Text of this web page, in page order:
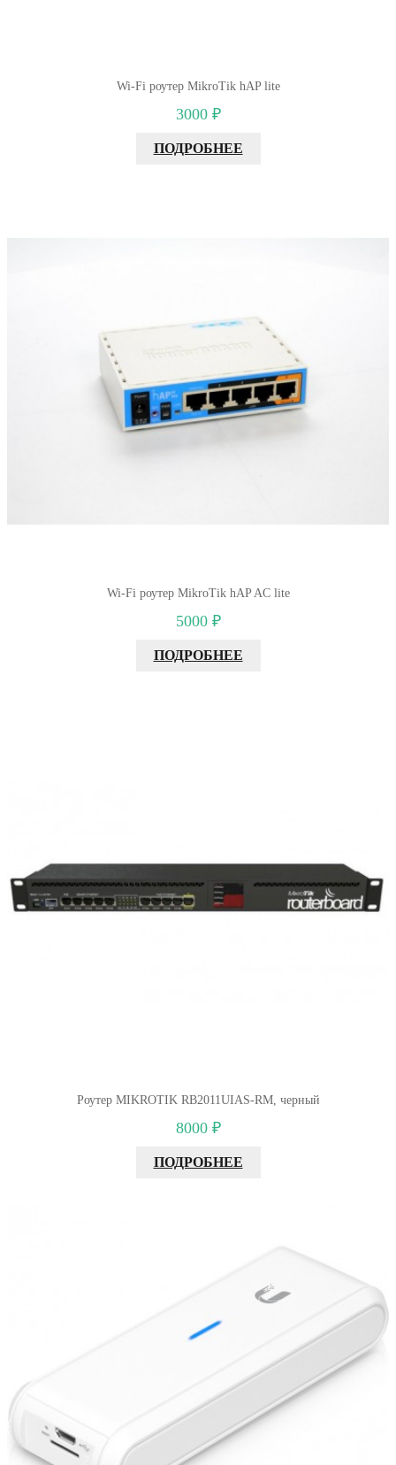
Wi-Fi роутер MikroTik hAP lite
3000 ₽
ПОДРОБНЕЕ
Wi-Fi роутер MikroTik hAP AC lite
5000 ₽
ПОДРОБНЕЕ
Роутер MIKROTIK RB2011UIAS-RM, черный
8000 ₽
ПОДРОБНЕЕ